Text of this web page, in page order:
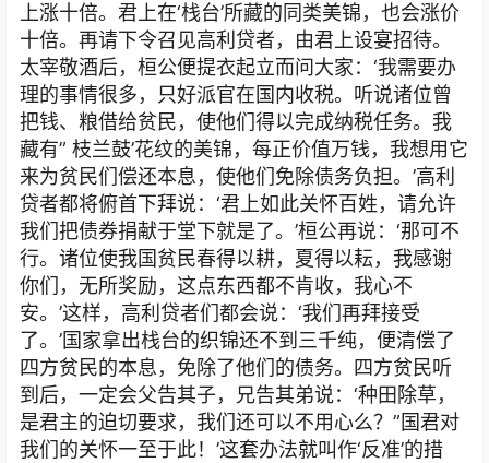
上涨十倍。君上在‘栈台’所藏的同类美锦，也会涨价
十倍。再请下令召见高利贷者，由君上设宴招待。
太宰敬酒后，桓公便提衣起立而问大家：‘我需要办
理的事情很多，只好派官在国内收税。听说诸位曾
把钱、粮借给贫民，使他们得以完成纳税任务。我
藏有” 枝兰鼓’花纹的美锦，每正价值万钱，我想用它
来为贫民们偿还本息，使他们免除债务负担。’高利
贷者都将俯首下拜说：‘君上如此关怀百姓，请允许
我们把债券捐献于堂下就是了。’桓公再说：‘那可不
行。诸位使我国贫民春得以耕，夏得以耘，我感谢
你们，无所奖励，这点东西都不肯收，我心不
安。’这样，高利贷者们都会说：‘我们再拜接受
了。’国家拿出栈台的织锦还不到三千纯，便清偿了
四方贫民的本息，免除了他们的债务。四方贫民听
到后，一定会父告其子，兄告其弟说：‘种田除草，
是君主的迫切要求，我们还可以不用心么？”国君对
我们的关怀一至于此！’这套办法就叫作‘反准’的措